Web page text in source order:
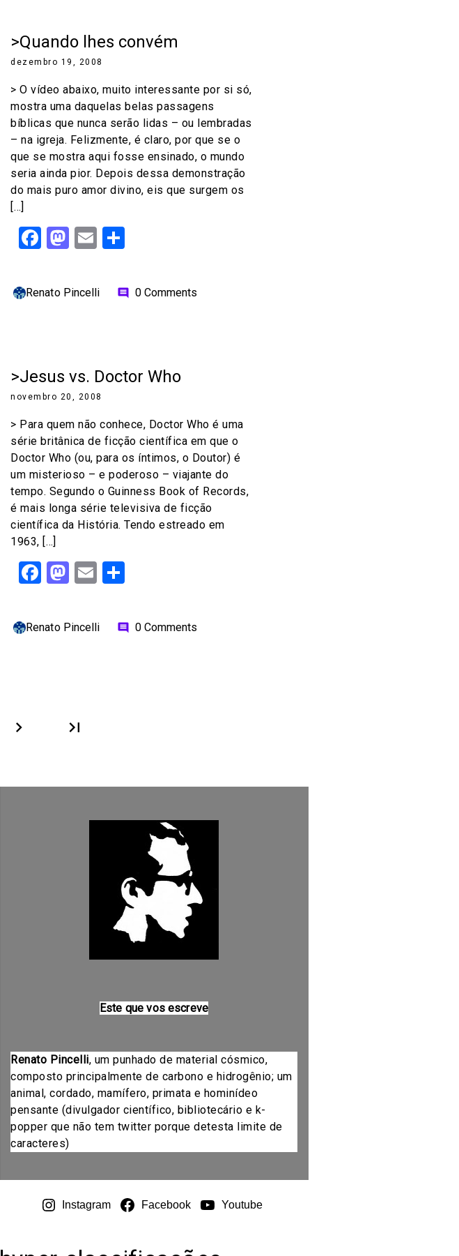
>Quando lhes convém
dezembro 19, 2008
> O vídeo abaixo, muito interessante por si só,
mostra uma daquelas belas passagens
bíblicas que nunca serão lidas – ou lembradas
– na igreja. Felizmente, é claro, por que se o
que se mostra aqui fosse ensinado, o mundo
seria ainda pior. Depois dessa demonstração
do mais puro amor divino, eis que surgem os
[…]
Facebook
Mastodon
Email
Renato Pincelli comment 0 Comments
>Jesus vs. Doctor Who
novembro 20, 2008
> Para quem não conhece, Doctor Who é uma
série britânica de ficção científica em que o
Doctor Who (ou, para os íntimos, o Doutor) é
um misterioso – e poderoso – viajante do
tempo. Segundo o Guinness Book of Records,
é mais longa série televisiva de ficção
científica da História. Tendo estreado em
1963, […]
Facebook
Mastodon
Email
Renato Pincelli comment 0 Comments
chevron_right last_page
Este que vos escreve
Renato Pincelli, um punhado de material cósmico,
composto principalmente de carbono e hidrogênio; um
animal, cordado, mamífero, primata e hominídeo
pensante (divulgador científico, bibliotecário e k-
popper que não tem twitter porque detesta limite de
caracteres)
Instagram Facebook Youtube